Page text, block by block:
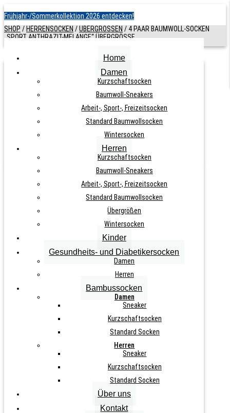
Frühjahr-/Sommerkollektion 2026 entdecken!
Home
Damen
Kurzschaftsocken
Baumwoll-Sneakers
Arbeit-, Sport-, Freizeitsocken
Standard Baumwollsocken
Wintersocken
Herren
Kurzschaftsocken
Baumwoll-Sneakers
Arbeit-, Sport-, Freizeitsocken
Standard Baumwollsocken
Übergrößen
Wintersocken
Kinder
Gesundheits- und Diabetikersocken
Damen
Herren
Bambussocken
Damen
Sneaker
Kurzschaftsocken
Standard Socken
Herren
Sneaker
Kurzschaftsocken
Standard Socken
Über uns
Kontakt
SHOP / HERRENSOCKEN /ÜBERGRÖSSEN / 4 PAAR BAUMWOLL-SOCKEN
„SPORT ANTHRAZIT-MELANGE“ ÜBERGRÖSSE
4 PAAR BAUMWOLL-SOCKEN „SPORT
ANTHRAZIT-MELANGE“ ÜBERGRÖSSE
11,90 13,90€
Zurücksetzen
IN DEN WARENKORB
angenehmer Abschlussrand
auch als Arbeitssocke geeignet